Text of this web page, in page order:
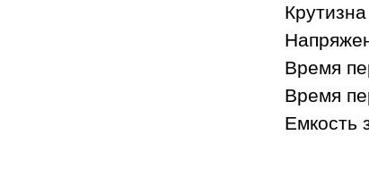
Время
Время
Емкость